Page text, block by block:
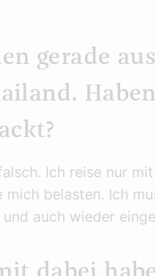
gerade
Ich reise nur
belasten. Ich
auch wieder